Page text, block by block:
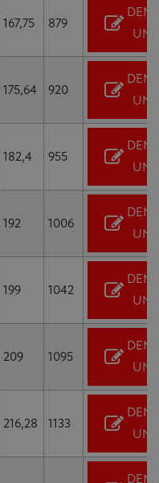
167,75 879
UN
175,64 920
UN
182,4 955
UN
192 1006
UN
199 1042
UN
209 1095
UN
216,28 1133
UN